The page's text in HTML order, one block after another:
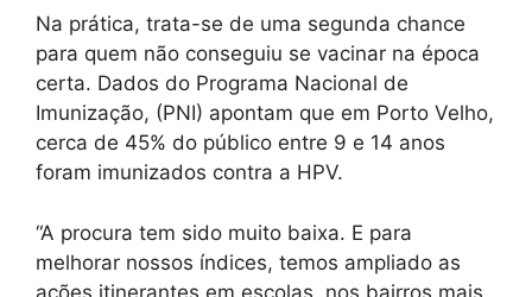
Na prática, trata-se de uma segunda chance
para quem não conseguiu se vacinar na época
certa. Dados do Programa Nacional de
Imunização, (PNI) apontam que em Porto Velho,
cerca de 45% do público entre 9 e 14 anos
foram imunizados contra a HPV.
“A procura tem sido muito baixa. E para
melhorar nossos índices, temos ampliado as
ações itinerantes em escolas, nos bairros mais